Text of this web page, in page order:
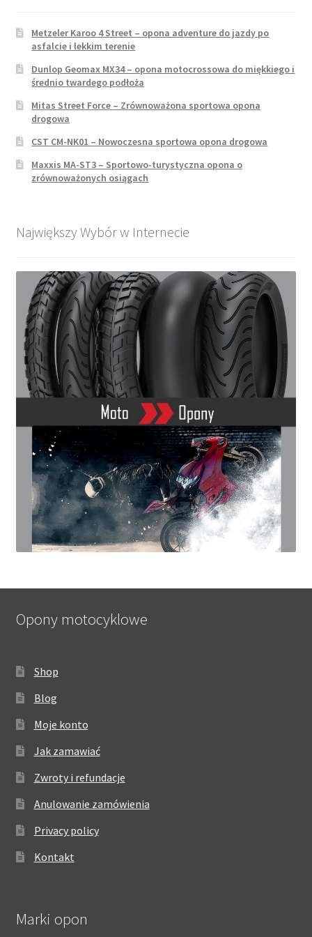
Metzeler Karoo 4 Street – opona adventure do jazdy po
asfalcie i lekkim terenie
Dunlop Geomax MX34 – opona motocrossowa do miękkiego i
średnio twardego podłoża
Mitas Street Force – Zrównoważona sportowa opona
drogowa
CST CM-NK01 – Nowoczesna sportowa opona drogowa
Maxxis MA-ST3 – Sportowo-turystyczna opona o
zrównoważonych osiągach
Największy Wybór w Internecie
Opony motocyklowe
Shop
Blog
Moje konto
Jak zamawiać
Zwroty i refundacje
Anulowanie zamówienia
Privacy policy
Kontakt
Marki opon